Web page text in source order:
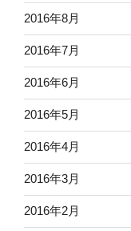
2016年8月
2016年7月
2016年6月
2016年5月
2016年4月
2016年3月
2016年2月